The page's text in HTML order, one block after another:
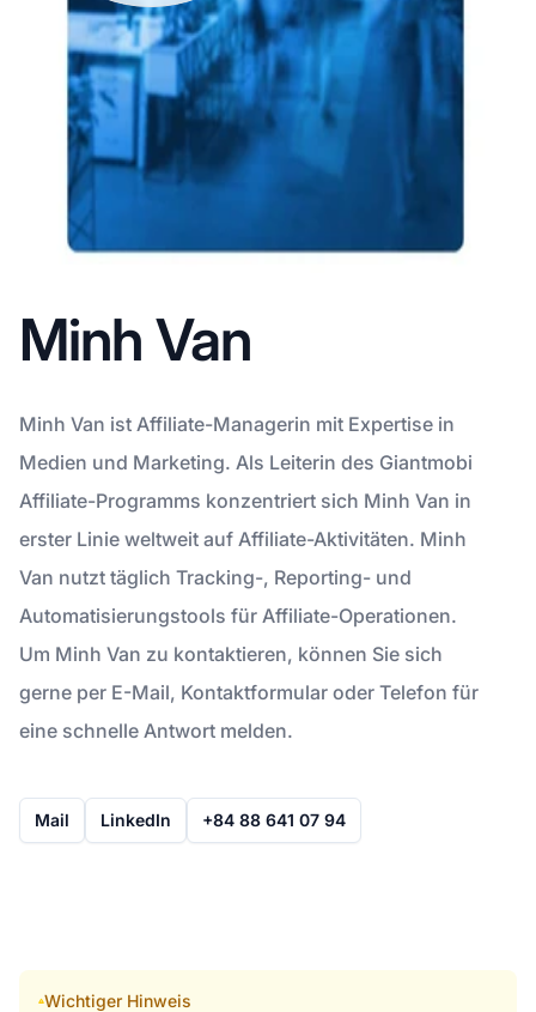
Minh Van
Minh Van ist Affiliate-Managerin mit Expertise in
Medien und Marketing. Als Leiterin des Giantmobi
Affiliate-Programms konzentriert sich Minh Van in
erster Linie weltweit auf Affiliate-Aktivitäten. Minh
Van nutzt täglich Tracking-, Reporting- und
Automatisierungstools für Affiliate-Operationen.
Um Minh Van zu kontaktieren, können Sie sich
gerne per E-Mail, Kontaktformular oder Telefon für
eine schnelle Antwort melden.
Mail LinkedIn +84 88 641 07 94
Wichtiger Hinweis